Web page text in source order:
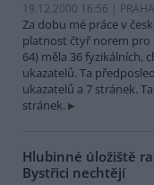
19.12.2000 16:56 |
Za dobu mé práce v
platnost čtyř norem pro
64) měla 36 fyzikálních,
ukazatelů. Ta
ukazatelů a 7 stránek.
stránek.
Hlubinné úložiště
Bystřici nechtějí